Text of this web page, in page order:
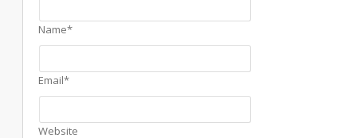
Name*
Email*
Website